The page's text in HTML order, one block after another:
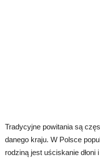
Tradycyjne powitania są
danego kraju. W Polsce
rodziną jest uściskanie dłoni